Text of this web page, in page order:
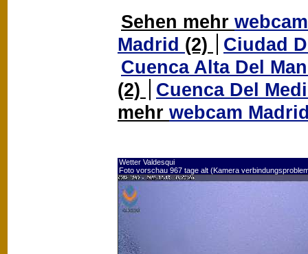
Sehen mehr
Madrid (2)
Ciudad
Cuenca Alta Del
(2)
Cuenca Del
mehr webcam
Wetter Valdesqui
Foto vorschau 967 tage alt (Kamera